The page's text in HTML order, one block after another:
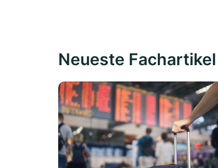
Neueste Fachartikel